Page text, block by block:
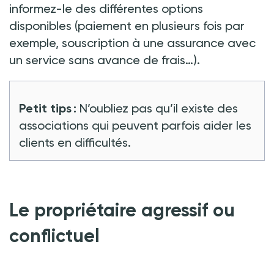
informez-le des différentes options
disponibles (paiement en plusieurs fois par
exemple, souscription à une assurance avec
un service sans avance de frais…).
Petit tips : N’oubliez pas qu’il existe des
associations qui peuvent parfois aider les
clients en difficultés.
Le propriétaire agressif ou
conflictuel